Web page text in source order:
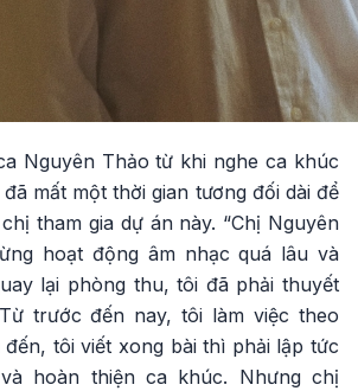
Nguyên Thảo từ khi nghe ca khúc
mất một thời gian tương đối dài để
tham gia dự án này. “Chị Nguyên
hoạt động âm nhạc quá lâu và
lại phòng thu, tôi đã phải thuyết
trước đến nay, tôi làm việc theo
tôi viết xong bài thì phải lập tức
hoàn thiện ca khúc. Nhưng chị